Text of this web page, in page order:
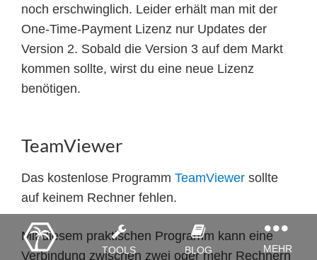
TOOLS BLOG
TOGGLE
MEHR
noch erschwinglich. Leider erhält man mit der
One-Time-Payment Lizenz nur Updates der
Version 2. Sobald die Version 3 auf dem Markt
kommen sollte, wirst du eine neue Lizenz
benötigen.
TeamViewer
Das kostenlose Programm TeamViewer sollte
auf keinem Rechner fehlen.
Mit diesem praktischen Programm kann eine
Verbindung zwischen zwei oder mehr Rechnern